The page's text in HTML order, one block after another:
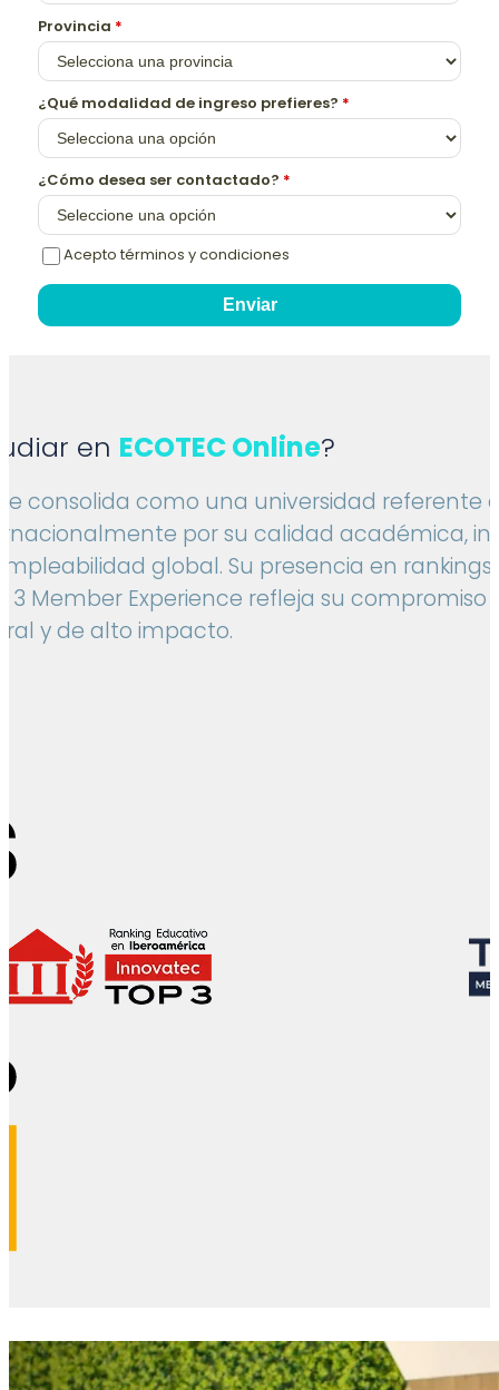
Provincia *
¿Qué modalidad de ingreso prefieres? *
¿Cómo desea ser contactado? *
Acepto términos y condiciones
Enviar
en ECOTEC Online?
se consolida como una universidad referente
por su calidad académica,
global. Su presencia en rankings
3 Member Experience refleja su compromiso
y de alto impacto.